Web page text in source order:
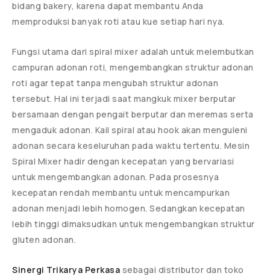
bidang bakery, karena dapat membantu Anda
memproduksi banyak roti atau kue setiap hari nya.
Fungsi utama dari spiral mixer adalah untuk melembutkan
campuran adonan roti, mengembangkan struktur adonan
roti agar tepat tanpa mengubah struktur adonan
tersebut. Hal ini terjadi saat mangkuk mixer berputar
bersamaan dengan pengait berputar dan meremas serta
mengaduk adonan. Kail spiral atau hook akan menguleni
adonan secara keseluruhan pada waktu tertentu. Mesin
Spiral Mixer hadir dengan kecepatan yang bervariasi
untuk mengembangkan adonan. Pada prosesnya
kecepatan rendah membantu untuk mencampurkan
adonan menjadi lebih homogen. Sedangkan kecepatan
lebih tinggi dimaksudkan untuk mengembangkan struktur
gluten adonan.
Sinergi Trikarya Perkasa sebagai distributor dan toko